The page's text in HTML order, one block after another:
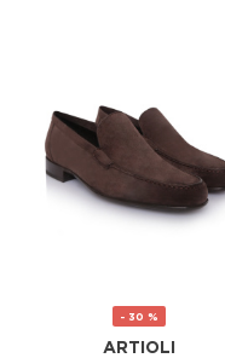
- 30 %
ARTIOLI